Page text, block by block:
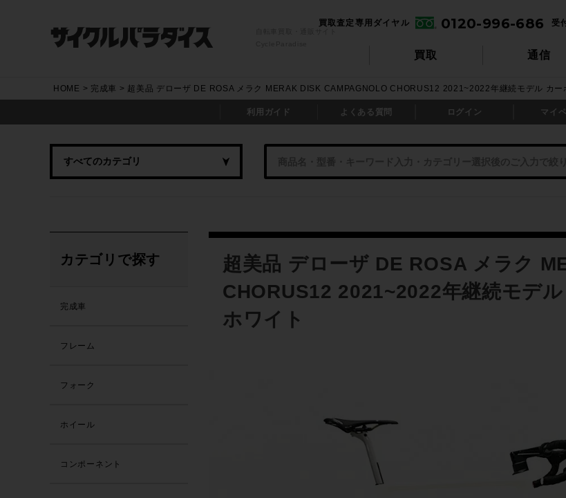
買取 通信
買取査定専用ダイヤル 0120-996-686 受
HOME 完成車 超美品 デローザ DE ROSA メラク MERAK DISK CAMPAGNOLO CHORUS12 2021~2022年継続モデル カー
利用ガイド よくある質問 ログイン マイ
超美品 デローザ DE ROSA メラク
CHORUS12 2021~2022年継続モデ
ホワイト
カテゴリで探す
完成車
フレーム
フォーク
ホイール
コンポーネント